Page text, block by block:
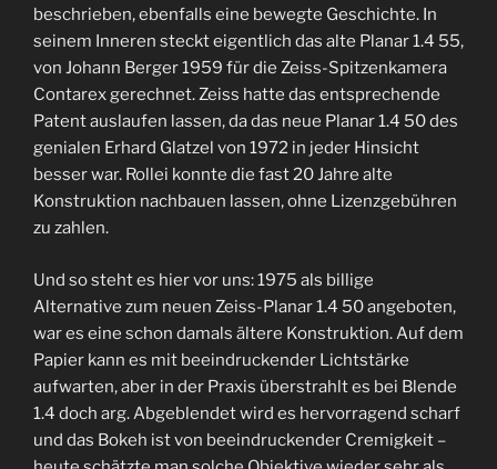
beschrieben, ebenfalls eine bewegte Geschichte. In
seinem Inneren steckt eigentlich das alte Planar 1.4 55,
von Johann Berger 1959 für die Zeiss-Spitzenkamera
Contarex gerechnet. Zeiss hatte das entsprechende
Patent auslaufen lassen, da das neue Planar 1.4 50 des
genialen Erhard Glatzel von 1972 in jeder Hinsicht
besser war. Rollei konnte die fast 20 Jahre alte
Konstruktion nachbauen lassen, ohne Lizenzgebühren
zu zahlen.
Und so steht es hier vor uns: 1975 als billige
Alternative zum neuen Zeiss-Planar 1.4 50 angeboten,
war es eine schon damals ältere Konstruktion. Auf dem
Papier kann es mit beeindruckender Lichtstärke
aufwarten, aber in der Praxis überstrahlt es bei Blende
1.4 doch arg. Abgeblendet wird es hervorragend scharf
und das Bokeh ist von beeindruckender Cremigkeit –